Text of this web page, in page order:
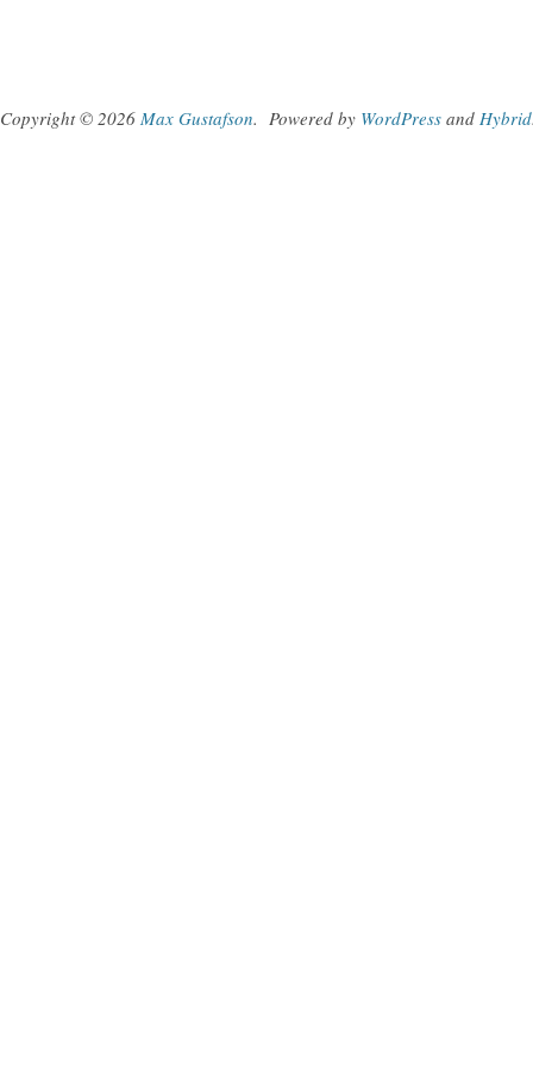
Copyright © 2026 Max Gustafson. Powered by WordPress and Hybrid